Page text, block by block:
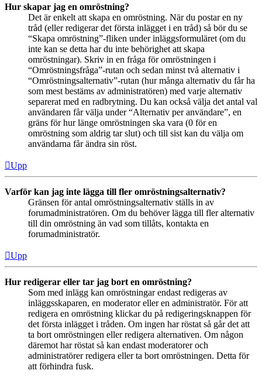
Hur skapar jag en omröstning?
Det är enkelt att skapa en omröstning. När du postar en ny
tråd (eller redigerar det första inlägget i en tråd) så bör du se
“Skapa omröstning”-fliken under inläggsformuläret (om du
inte kan se detta har du inte behörighet att skapa
omröstningar). Skriv in en fråga för omröstningen i
“Omröstningsfråga”-rutan och sedan minst två alternativ i
“Omröstningsalternativ”-rutan (hur många alternativ du får ha
som mest bestäms av administratören) med varje alternativ
separerat med en radbrytning. Du kan också välja det antal val
användaren får välja under “Alternativ per användare”, en
gräns för hur länge omröstningen ska vara (0 för en
omröstning som aldrig tar slut) och till sist kan du välja om
användarna får ändra sin röst.
Upp
Varför kan jag inte lägga till fler omröstningsalternativ?
Gränsen för antal omröstningsalternativ ställs in av
forumadministratören. Om du behöver lägga till fler alternativ
till din omröstning än vad som tillåts, kontakta en
forumadministratör.
Upp
Hur redigerar eller tar jag bort en omröstning?
Som med inlägg kan omröstningar endast redigeras av
inläggsskaparen, en moderator eller en administratör. För att
redigera en omröstning klickar du på redigeringsknappen för
det första inlägget i tråden. Om ingen har röstat så går det att
ta bort omröstningen eller redigera alternativen. Om någon
däremot har röstat så kan endast moderatorer och
administratörer redigera eller ta bort omröstningen. Detta för
att förhindra fusk.